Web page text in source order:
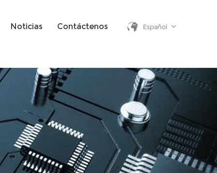
Noticias Contáctenos Español